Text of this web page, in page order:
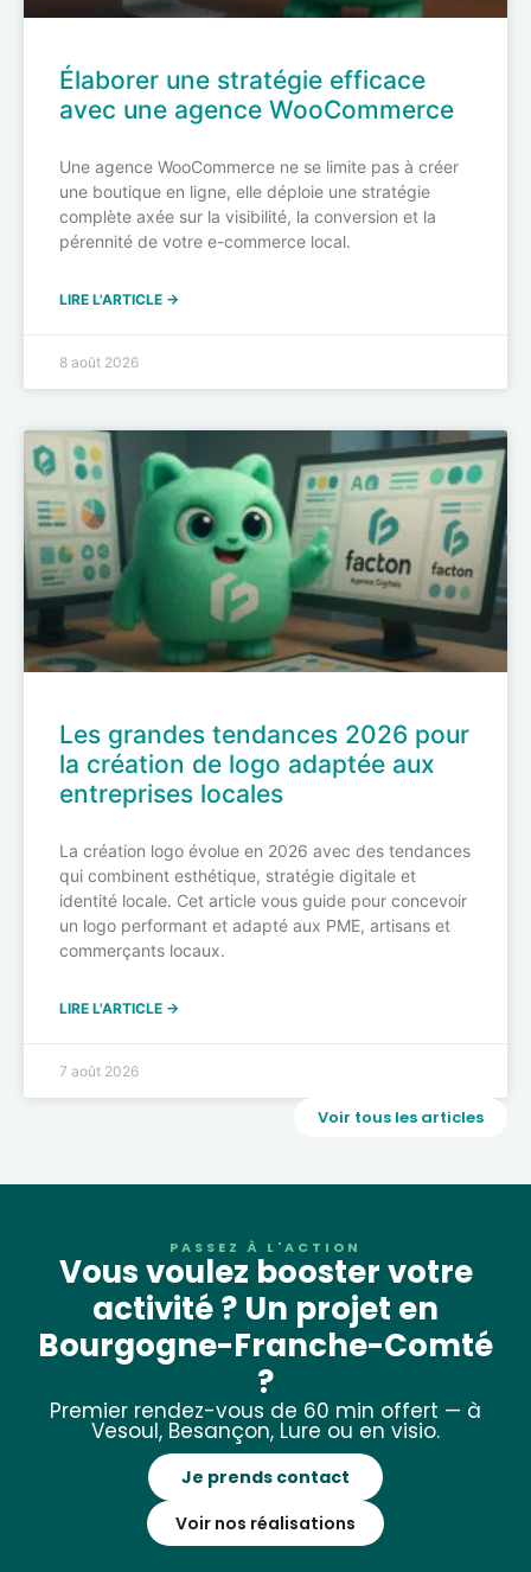
Élaborer une stratégie efficace
avec une agence WooCommerce
Une agence WooCommerce ne se limite pas à créer
une boutique en ligne, elle déploie une stratégie
complète axée sur la visibilité, la conversion et la
pérennité de votre e-commerce local.
LIRE L'ARTICLE →
8 août 2026
Les grandes tendances 2026 pour
la création de logo adaptée aux
entreprises locales
La création logo évolue en 2026 avec des tendances
qui combinent esthétique, stratégie digitale et
identité locale. Cet article vous guide pour concevoir
un logo performant et adapté aux PME, artisans et
commerçants locaux.
LIRE L'ARTICLE →
7 août 2026
Voir tous les articles
PASSEZ À L'ACTION
Vous voulez booster votre
activité ? Un projet en
Bourgogne-Franche-Comté
?
Premier rendez-vous de 60 min offert — à
Vesoul, Besançon, Lure ou en visio.
Je prends contact
Voir nos réalisations